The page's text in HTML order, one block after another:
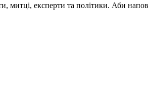
митці, експерти та політики. Аби